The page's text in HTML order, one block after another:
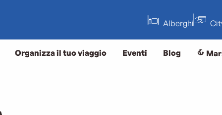
Alberghi
Organizza il tuo viaggio Eventi Blog